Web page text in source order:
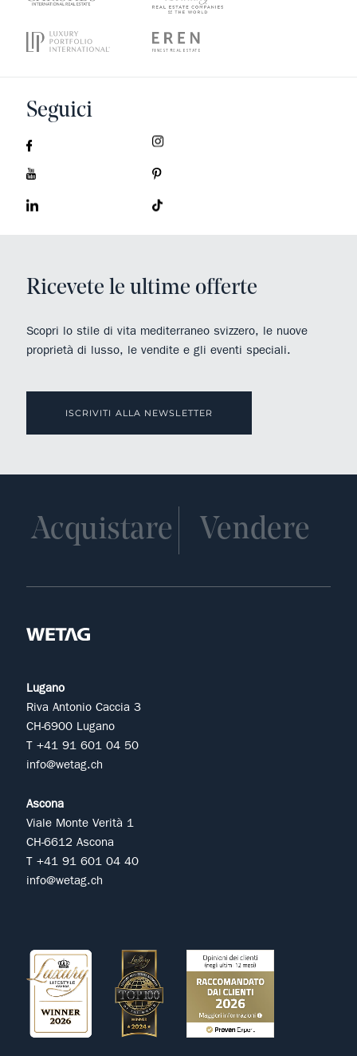
Seguici
Ricevete le ultime offerte
Scopri lo stile di vita mediterraneo svizzero, le nuove
proprietà di lusso, le vendite e gli eventi speciali.
ISCRIVITI ALLA NEWSLETTER
Acquistare Vendere
Lugano
Riva Antonio Caccia 3
CH-6900 Lugano
T +41 91 601 04 50
info@wetag.ch
Ascona
Viale Monte Verità 1
CH-6612 Ascona
T +41 91 601 04 40
info@wetag.ch